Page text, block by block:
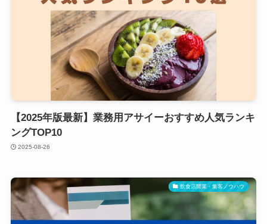
【2025年版最新】業務用アサイーおすすめ人気ランキ
ングTOP10
2025-08-26
飲食店開業・集客ノウハウ